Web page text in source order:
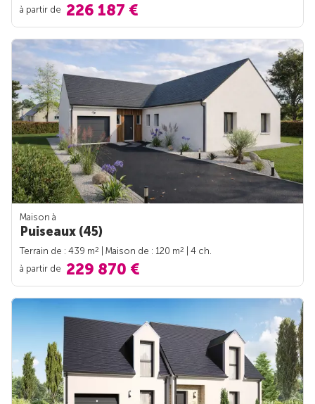
à partir de 226 187 €
Maison à
Puiseaux (45)
Terrain de : 439 m2 | Maison de : 120 m2
| 4 ch.
à partir de 229 870 €